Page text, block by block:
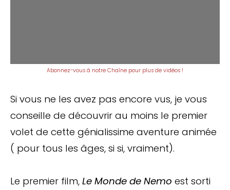
Abonnez-vous à notre Chaîne pour plus de vidéos !
Si vous ne les avez pas encore vus, je vous
conseille de découvrir au moins le premier
volet de cette génialissime aventure animée
( pour tous les âges, si si, vraiment).
Le premier film, Le Monde de Nemo est sorti